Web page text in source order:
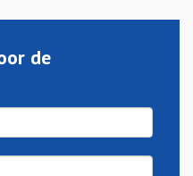
de